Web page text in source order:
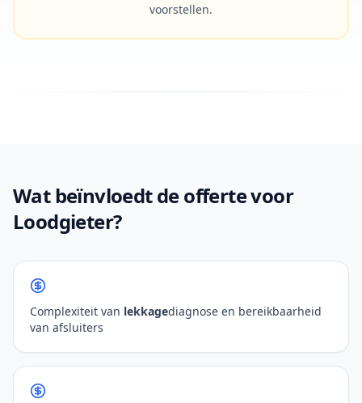
voorstellen.
Wat beïnvloedt de offerte voor
Loodgieter?
Complexiteit van lekkagediagnose en bereikbaarheid
van afsluiters